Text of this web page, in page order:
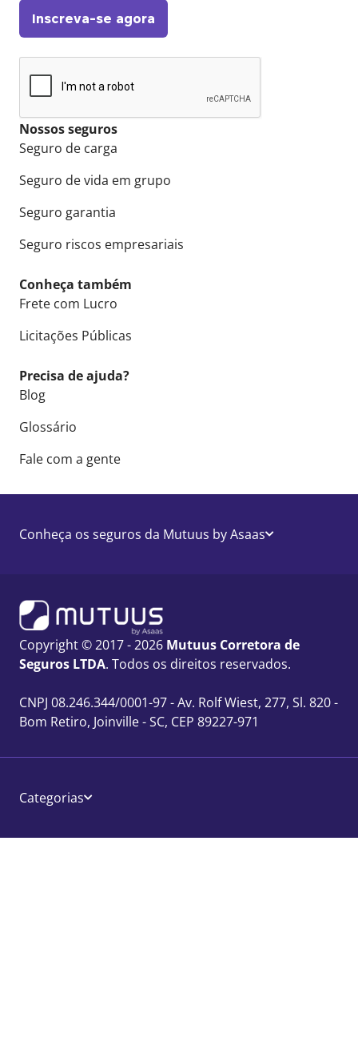
Nossos seguros
Seguro de carga
Seguro de vida em grupo
Seguro garantia
Seguro riscos empresariais
Conheça também
Frete com Lucro
Licitações Públicas
Precisa de ajuda?
Blog
Glossário
Fale com a gente
Inscreva-se agora
Conheça os seguros da Mutuus by Asaas
Copyright © 2017 - 2026 Mutuus Corretora de
Seguros LTDA. Todos os direitos reservados.
CNPJ 08.246.344/0001-97 - Av. Rolf Wiest, 277, Sl. 820 -
Bom Retiro, Joinville - SC, CEP 89227-971
Categorias